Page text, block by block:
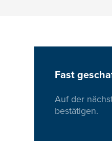
Fast
Auf der
bestätigen.